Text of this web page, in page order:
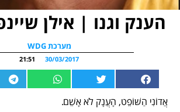
הענק וגנו | אילן
מערכת WDG
30/03/2017
21:51
אֲדוֹנִי הַשּׁוֹפֵט, הָעֲנָק לֹא אָשֵׁם.